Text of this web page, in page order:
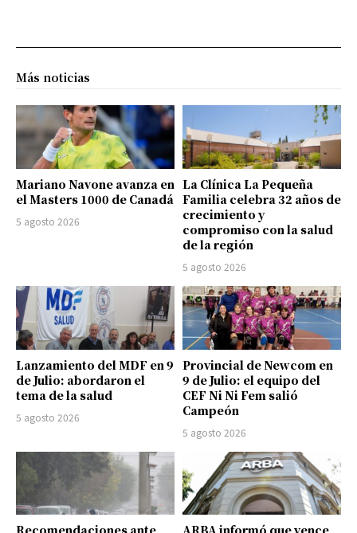
Más noticias
Mariano Navone avanza en
el Masters 1000 de Canadá
5 agosto 2026
La Clínica La Pequeña
Familia celebra 32 años de
crecimiento y
compromiso con la salud
de la región
5 agosto 2026
Lanzamiento del MDF en 9
de Julio: abordaron el
tema de la salud
5 agosto 2026
Provincial de Newcom en
9 de Julio: el equipo del
CEF Ni Ni Fem salió
Campeón
5 agosto 2026